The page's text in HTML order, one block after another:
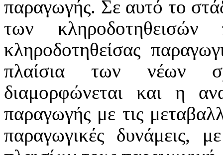
παραγωγής. Σε αυτό το
των κληροδοτηθεισών
κληροδοτηθείσας
πλαίσια των νέων
διαμορφώνεται και η
παραγωγής με τις
παραγωγικές δυνάμεις,